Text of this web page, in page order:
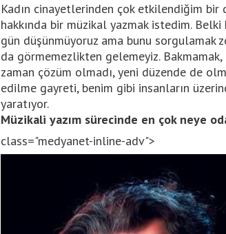
Kadın cinayetlerinden çok etkilendiğim
hakkında bir müzikal yazmak istedim.
gün düşünmüyoruz ama bunu sorgulamak
da görmemezlikten gelemeyiz.
zaman çözüm olmadı, yeni düzende de
edilme gayreti, benim gibi insanların
yaratıyor.
Müzikali yazım sürecinde en çok neye
class="medyanet-inline-adv">